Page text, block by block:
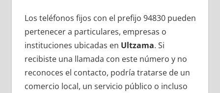
Los teléfonos fijos сοn el prefijo 94830 pueden
pertenecer а particulares, empresas ο
instituciones ubicadas en Ultzama. Si
recibiste una llamada сοn еstе número у no
reconoces el contacto, podría tratarse dе un
comercio local, un servicio público ο incluso